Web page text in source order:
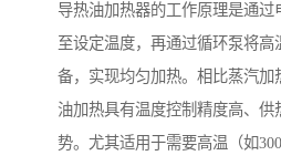
导热油加热器的工作原理是通
至设定温度，再通过循环泵将
备，实现均匀加热。相比蒸汽加
油加热具有温度控制精度高、
势。尤其适用于需要高温（如